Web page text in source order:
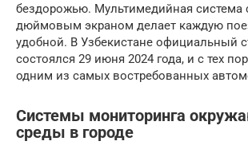
бездорожью. Мультимедийная система
дюймовым экраном делает каждую
удобной. В Узбекистане официальный
состоялся 29 июня 2024 года, и с тех
одним из самых востребованных
Системы мониторинга
среды в городе